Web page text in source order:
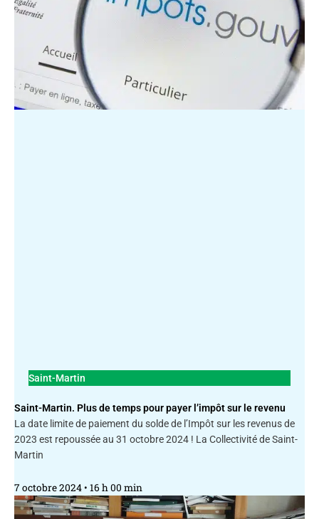
Saint-Martin
Saint-Martin. Plus de temps pour payer l’impôt sur le revenu
La date limite de paiement du solde de l’Impôt sur les revenus de
2023 est repoussée au 31 octobre 2024 ! La Collectivité de Saint-
Martin
7 octobre 2024 16 h 00 min